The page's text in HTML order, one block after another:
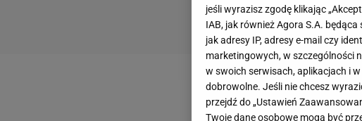
jeśli wyrazisz zgodę klikając
IAB, jak również Agora S.A.
jak adresy IP, adresy e-mail czy
marketingowych, w szczególności
w swoich serwisach, aplikacjach i
dobrowolne. Jeśli nie chcesz
przejdź do „Ustawień
Twoje dane osobowe mogą być